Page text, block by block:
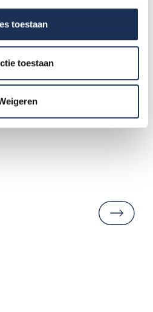
toestaan
toestaan